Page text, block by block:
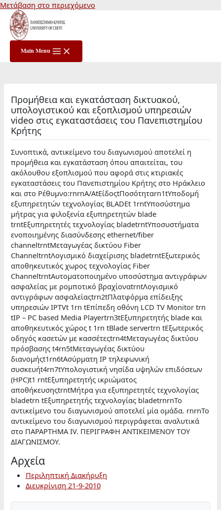
Μετάβαση στο περιεχόμενο
Main Menu
Προμήθεια και εγκατάσταση δικτυακού,
υπολογιστικού και εξοπλισμού υπηρεσιών
video στις εγκαταστάσεις του Πανεπιστημίου
Κρήτης
Συνοπτικά, αντικείμενο του διαγωνισμού αποτελεί η
προμήθεια και εγκατάσταση όπου απαιτείται, του
ακόλουθου εξοπλισμού που αφορά στις κτιριακές
εγκαταστάσεις του Πανεπιστημίου Κρήτης στο Ηράκλειο
και στο Ρέθυμνο:rnrnΑ/ΑtΕίδοςtΠοσότηταrn1tΥποδομή
εξυπηρετητών τεχνολογίας BLADEt 1rntΥποσύστημα
μήτρας για φιλοξενία εξυπηρετητών blade
trntΕξυπηρετητές τεχνολογίας bladetrntΥποσυστήματα
ενοποιημένης διασύνδεσης ethernet/fiber
channeltrntΜεταγωγέας δικτύου Fiber
ChanneltrntΛογισμικό διαχείρισης bladetrntΕξωτερικός
αποθηκευτικός χωρος τεχνολογίας Fiber
ChanneltrntΑυτοματοποιημένο υποσύστημα αντιγράφων
ασφαλείας με ρομποτικό βραχίοναtrntΛογισμικό
αντιγράφων ασφαλείαςtrn2tΠλατφόρμα επίδειξης
υπηρεσιών IPTVt 1rn tΕπίπεδη οθόνη LCD TV Monitor trn
tIP – PC based Media Playertrn3tΕξυπηρετητής blade και
αποθηκευτικός χώρος t 1rn tΒlade servertrn tΕξωτερικός
οδηγός κασετών με κασσέτεςtrn4tΜεταγωγέας δικτύου
πρόσβασης t4rn5tΜεταγωγέας δικτύου
διανομήςt1rn6tΑσύρματη IP τηλεφωνική
συσκευήt4rn7tΥπολογιστική νησίδα υψηλών επιδόσεων
(HPC)t1 rntΕξυπηρετητής ικριώματος
αποθήκευσηςtrntΜήτρα για εξυπηρετητές τεχνολογίας
bladetrn tΕξυπηρετητής τεχνολογίας bladetrnrnΤο
αντικείμενο του διαγωνισμού αποτελεί μία ομάδα. rnrnΤο
αντικείμενο του διαγωνισμού περιγράφεται αναλυτικά
στο ΠΑΡΑΡΤΗΜΑ ΙV. ΠΕΡΙΓΡΑΦΗ ΑΝΤΙΚΕΙΜΕΝΟΥ ΤΟΥ
ΔΙΑΓΩΝΙΣΜΟΥ.
Αρχεία
Περιληπτική Διακήρυξη
Διευκρίνιση 21-9-2010